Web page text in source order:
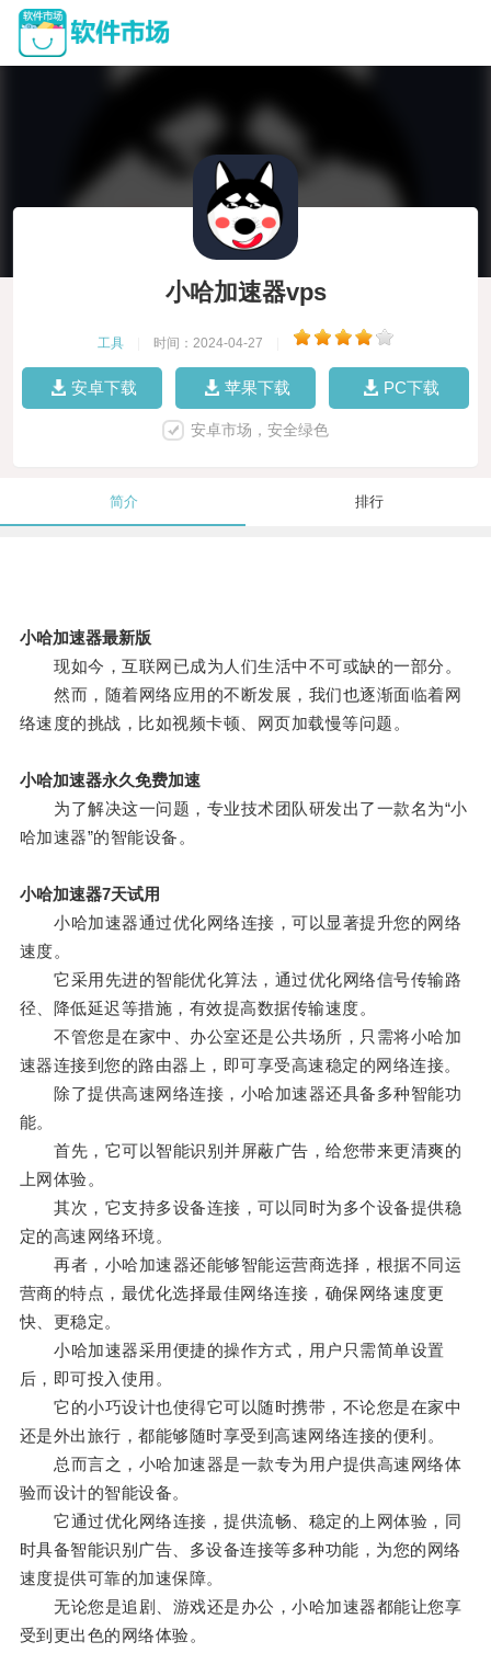
小哈加速器vps
工具 时间：2024-04-27
安卓下载 苹果下载 PC下载
安卓市场，安全绿色
简介 排行
小哈加速器最新版
现如今，互联网已成为人们生活中不可或缺的一部分。
然而，随着网络应用的不断发展，我们也逐渐面临着网
络速度的挑战，比如视频卡顿、网页加载慢等问题。
小哈加速器永久免费加速
为了解决这一问题，专业技术团队研发出了一款名为“小
哈加速器”的智能设备。
小哈加速器7天试用
小哈加速器通过优化网络连接，可以显著提升您的网络
速度。
它采用先进的智能优化算法，通过优化网络信号传输路
径、降低延迟等措施，有效提高数据传输速度。
不管您是在家中、办公室还是公共场所，只需将小哈加
速器连接到您的路由器上，即可享受高速稳定的网络连接。
除了提供高速网络连接，小哈加速器还具备多种智能功
能。
首先，它可以智能识别并屏蔽广告，给您带来更清爽的
上网体验。
其次，它支持多设备连接，可以同时为多个设备提供稳
定的高速网络环境。
再者，小哈加速器还能够智能运营商选择，根据不同运
营商的特点，最优化选择最佳网络连接，确保网络速度更
快、更稳定。
小哈加速器采用便捷的操作方式，用户只需简单设置
后，即可投入使用。
它的小巧设计也使得它可以随时携带，不论您是在家中
还是外出旅行，都能够随时享受到高速网络连接的便利。
总而言之，小哈加速器是一款专为用户提供高速网络体
验而设计的智能设备。
它通过优化网络连接，提供流畅、稳定的上网体验，同
时具备智能识别广告、多设备连接等多种功能，为您的网络
速度提供可靠的加速保障。
无论您是追剧、游戏还是办公，小哈加速器都能让您享
受到更出色的网络体验。